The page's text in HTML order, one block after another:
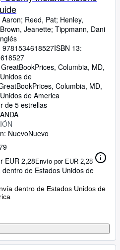
; Reed, Pat; Henley,
Brown, Jeanette; Tippmann, Dani
9781534618527ISBN 13:
GreatBookPrices, Columbia, MD,
de
, Columbia, MD,
de America
de 5 estrellas
NuevoNuevo
EUR 2,28Envío por EUR 2,28
dentro de Estados Unidos de
dentro de Estados Unidos de